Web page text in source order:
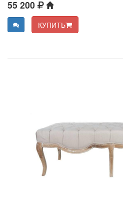
55 200
КУПИТЬ